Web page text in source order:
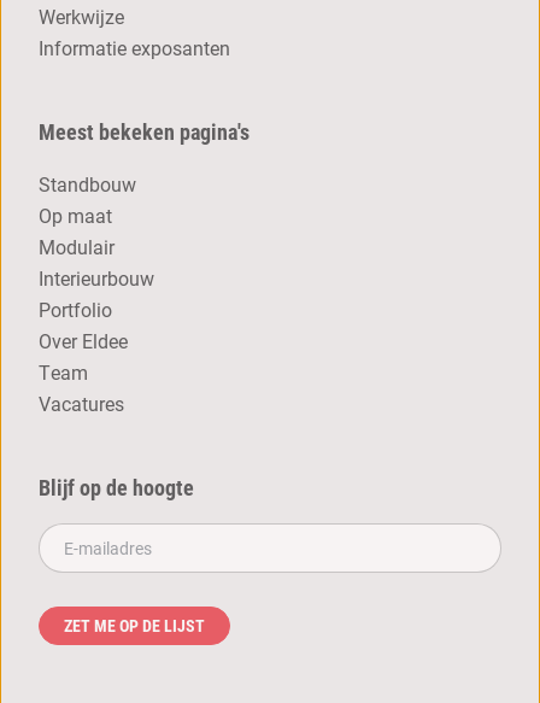
Werkwijze
Informatie exposanten
Meest bekeken pagina's
Standbouw
Op maat
Modulair
Interieurbouw
Portfolio
Over Eldee
Team
Vacatures
Blijf op de hoogte
E-mailadres**
ZET ME OP DE LIJST